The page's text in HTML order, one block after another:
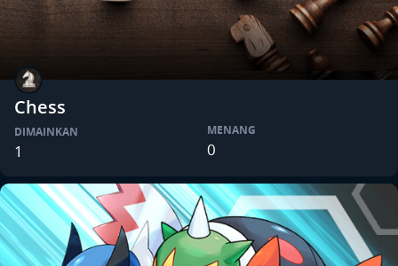
Chess
DIMAINKAN
1
MENANG
0